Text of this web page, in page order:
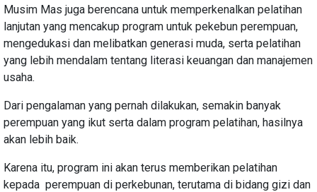
Musim Mas juga berencana untuk memperkenalkan pelatihan
lanjutan yang mencakup program untuk pekebun perempuan,
mengedukasi dan melibatkan generasi muda, serta pelatihan
yang lebih mendalam tentang literasi keuangan dan manajemen
usaha.
Dari pengalaman yang pernah dilakukan, semakin banyak
perempuan yang ikut serta dalam program pelatihan, hasilnya
akan lebih baik.
Karena itu, program ini akan terus memberikan pelatihan
kepada perempuan di perkebunan, terutama di bidang gizi dan